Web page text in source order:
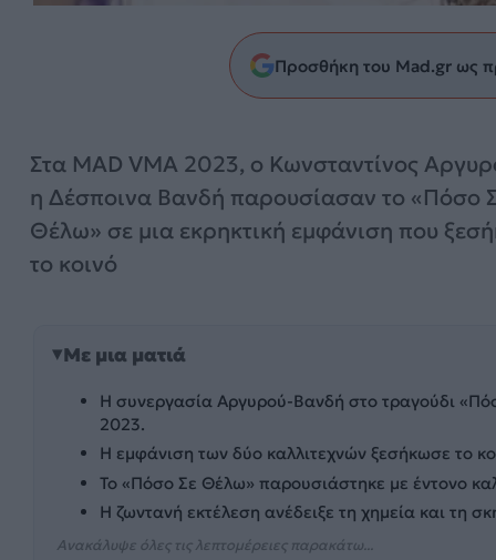
Προσθήκη του Mad.gr ως
Στα MAD VMA 2023, ο Κωνσταντίνος
η Δέσποινα Βανδή παρουσίασαν το «Πόσο
Θέλω» σε μια εκρηκτική εμφάνιση που
το κοινό
Με μια ματιά
Η συνεργασία Αργυρού-Βανδή στο τραγούδι
2023.
Η εμφάνιση των δύο καλλιτεχνών ξεσήκωσε το
Το «Πόσο Σε Θέλω» παρουσιάστηκε με έντονο
Η ζωντανή εκτέλεση ανέδειξε τη χημεία και τη
Ανακάλυψε όλες τις λεπτομέρειες παρακάτω...